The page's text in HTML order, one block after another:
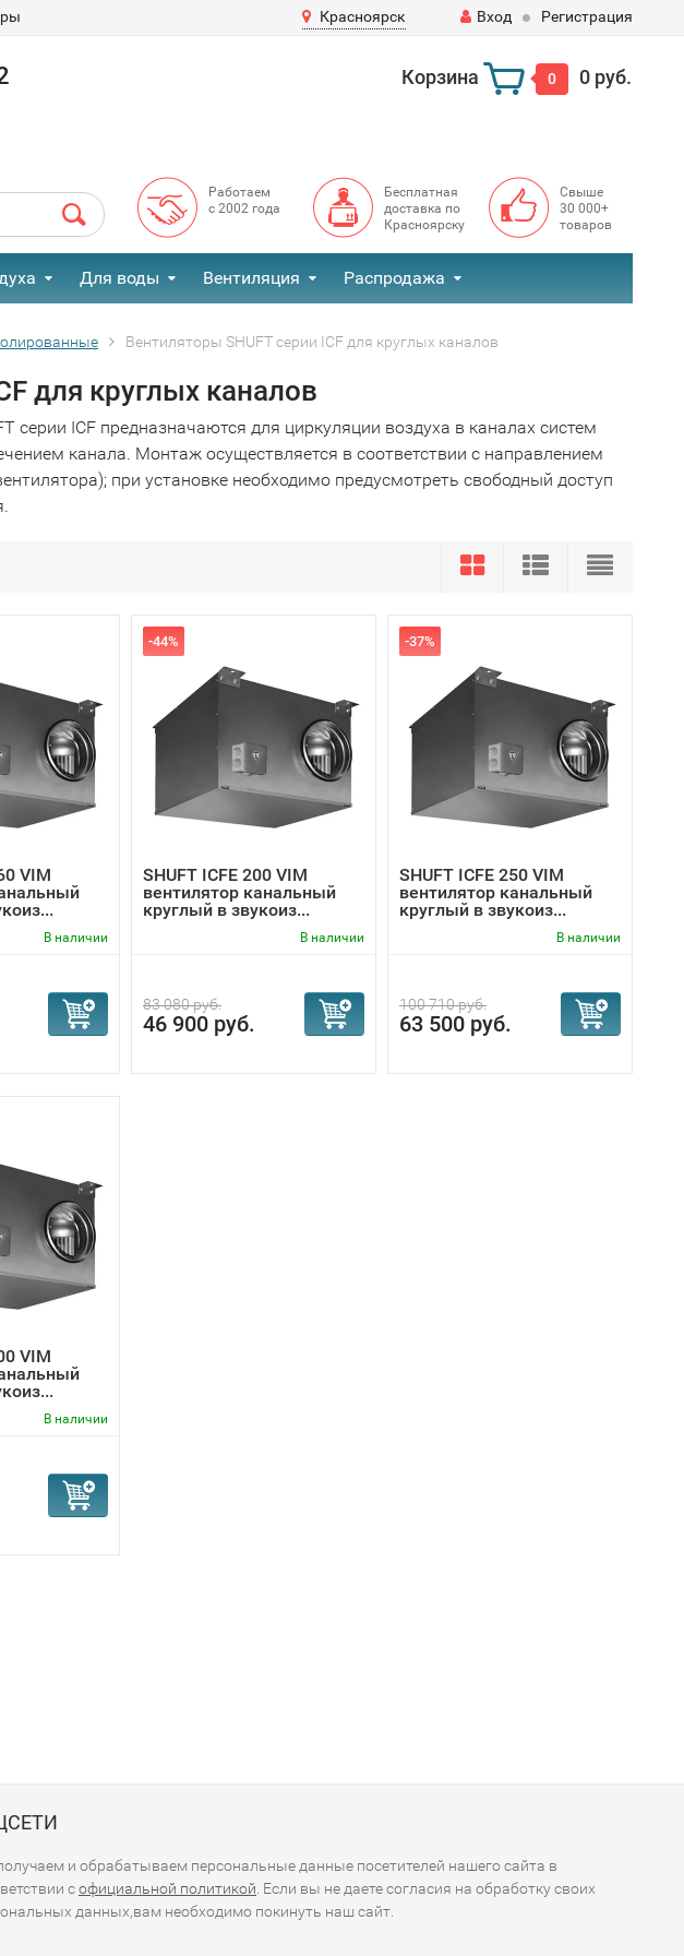
Красноярск Вход Регистрация
Корзина 0 0 руб.
Работаем
с 2002 года
Бесплатная
доставка по
Красноярску
Свыше
30 000+
товаров
Для воды Вентиляция Распродажа
Вентиляторы SHUFT серии ICF для круглых каналов
для круглых каналов
ICF предназначаются для циркуляции воздуха в каналах систем
канала. Монтаж осуществляется в соответствии с направлением
при установке необходимо предусмотреть свободный доступ
VIM
В наличии
-44%
SHUFT ICFE 200 VIM
вентилятор канальный
круглый в звукоиз...
В наличии
83 080 руб.
46 900 руб.
-37%
SHUFT ICFE 250 VIM
вентилятор канальный
круглый в звукоиз...
В наличии
100 710 руб.
63 500 руб.
VIM
В наличии
и обрабатываем персональные данные посетителей нашего сайта в
софициальной политикой . Если вы не даете согласия на обработку своих
данных,вам необходимо покинуть наш сайт.